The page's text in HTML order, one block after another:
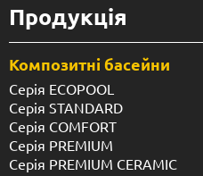
Продукція
Композитні басейни
Серія ECOPOOL
Серія STANDARD
Серія COMFORT
Серія PREMIUM
Серія PREMIUM CERAMIC